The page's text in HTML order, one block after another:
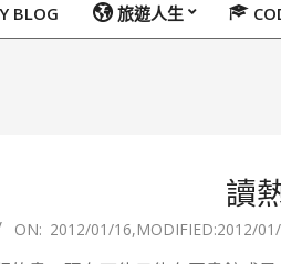
BLOG 旅遊人生
讀
ON: 2012/01/16,MODIFIED:2012/